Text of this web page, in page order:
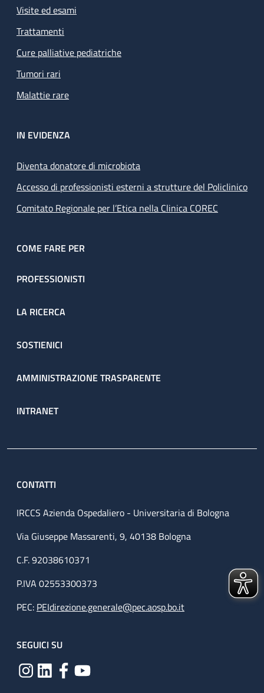
Visite ed esami
Trattamenti
Cure palliative pediatriche
Tumori rari
Malattie rare
IN EVIDENZA
Diventa donatore di microbiota
Accesso di professionisti esterni a strutture del Policlinico
Comitato Regionale per l’Etica nella Clinica COREC
COME FARE PER
PROFESSIONISTI
LA RICERCA
SOSTIENICI
AMMINISTRAZIONE TRASPARENTE
INTRANET
CONTATTI
IRCCS Azienda Ospedaliero - Universitaria di Bologna
Via Giuseppe Massarenti, 9, 40138 Bologna
C.F. 92038610371
P.IVA 02553300373
PEC: PEIdirezione.generale@pec.aosp.bo.it
SEGUICI SU